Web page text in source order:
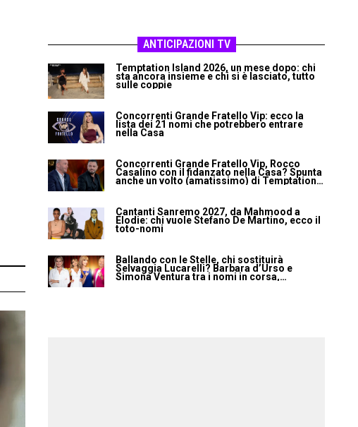
ANTICIPAZIONI TV
Temptation Island 2026, un mese dopo: chi
sta ancora insieme e chi si è lasciato, tutto
sulle coppie
Concorrenti Grande Fratello Vip: ecco la
lista dei 21 nomi che potrebbero entrare
nella Casa
Concorrenti Grande Fratello Vip, Rocco
Casalino con il fidanzato nella Casa? Spunta
anche un volto (amatissimo) di Temptation
Cantanti Sanremo 2027, da Mahmood a
Elodie: chi vuole Stefano De Martino, ecco il
toto-nomi
Ballando con le Stelle, chi sostituirà
Selvaggia Lucarelli? Barbara d’Urso e
Simona Ventura tra i nomi in corsa,